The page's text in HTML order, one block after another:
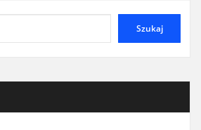
Szukaj